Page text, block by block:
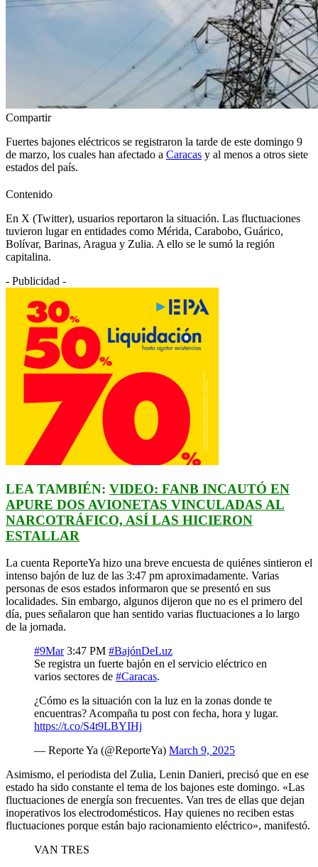
Compartir
Fuertes bajones eléctricos se registraron la tarde de este domingo 9
de marzo, los cuales han afectado a Caracas y al menos a otros siete
estados del país.
Contenido
En X (Twitter), usuarios reportaron la situación. Las fluctuaciones
tuvieron lugar en entidades como Mérida, Carabobo, Guárico,
Bolívar, Barinas, Aragua y Zulia. A ello se le sumó la región
capitalina.
- Publicidad -
LEA TAMBIÉN: VIDEO: FANB INCAUTÓ EN
APURE DOS AVIONETAS VINCULADAS AL
NARCOTRÁFICO, ASÍ LAS HICIERON
ESTALLAR
La cuenta ReporteYa hizo una breve encuesta de quiénes sintieron el
intenso bajón de luz de las 3:47 pm aproximadamente. Varias
personas de esos estados informaron que se presentó en sus
localidades. Sin embargo, algunos dijeron que no es el primero del
día, pues señalaron que han sentido varias fluctuaciones a lo largo
de la jornada.
#9Mar3:47 PM #BajónDeLuz
Se registra un fuerte bajón en el servicio eléctrico en
varios sectores de #Caracas.
¿Cómo es la situación con la luz en la zonas donde te
encuentras? Acompaña tu post con fecha, hora y lugar.
https://t.co/S4t9LBYIHj
— Reporte Ya (@ReporteYa) March 9, 2025
Asimismo, el periodista del Zulia, Lenin Danieri, precisó que en ese
estado ha sido constante el tema de los bajones este domingo. «Las
fluctuaciones de energía son frecuentes. Van tres de ellas que dejan
inoperativos los electrodomésticos. Hay quienes no reciben estas
fluctuaciones porque están bajo racionamiento eléctrico», manifestó.
VAN TRES